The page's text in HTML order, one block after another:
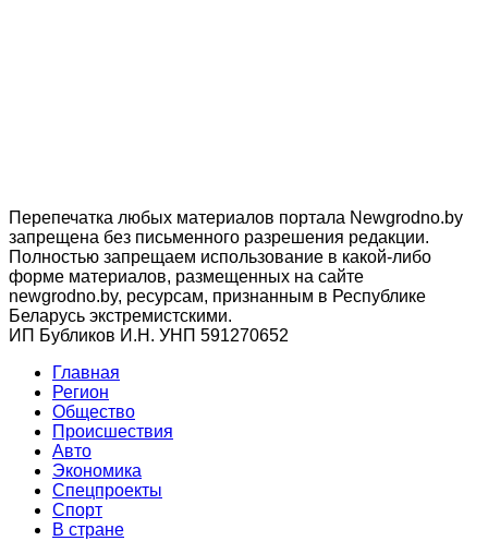
Перепечатка любых материалов портала Newgrodno.by
запрещена без письменного разрешения редакции.
Полностью запрещаем использование в какой-либо
форме материалов, размещенных на сайте
newgrodno.by, ресурсам, признанным в Республике
Беларусь экстремистскими.
ИП Бубликов И.Н. УНП 591270652
Главная
Регион
Общество
Происшествия
Авто
Экономика
Спецпроекты
Cпорт
В стране